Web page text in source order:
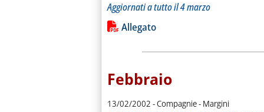
Aggiornati a tutto il 4 marzo
Leggi tutta la notizia: 'L'ANDAMENTO
Lista allegati PDF alla notizia
Allegato
Febbraio
13/02/2002 - Compagnie - Margini